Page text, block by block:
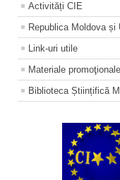
Activități CIE
Republica Moldova și
Link-uri utile
Materiale promoţionale
Biblioteca Științifică